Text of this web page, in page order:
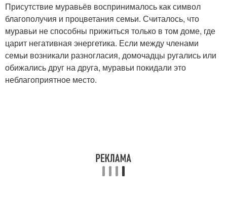
Присутствие муравьёв воспринималось как символ
благополучия и процветания семьи. Считалось, что
муравьи не способны прижиться только в том доме, где
царит негативная энергетика. Если между членами
семьи возникали разногласия, домочадцы ругались или
обижались друг на друга, муравьи покидали это
неблагоприятное место.